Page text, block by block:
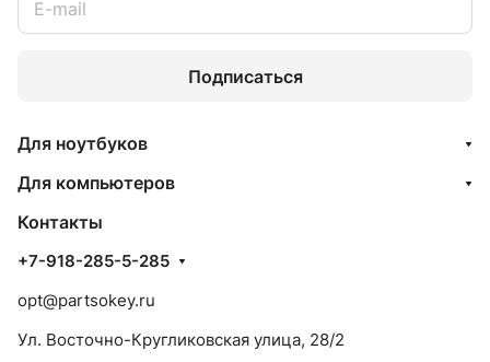
виртуальной реальности, стремясь
Подписаться
Для ноутбуков
Для компьютеров
Контакты
+7-918-285-5-285
opt@partsokey.ru
Ул. Восточно-Кругликовская улица, 28/2